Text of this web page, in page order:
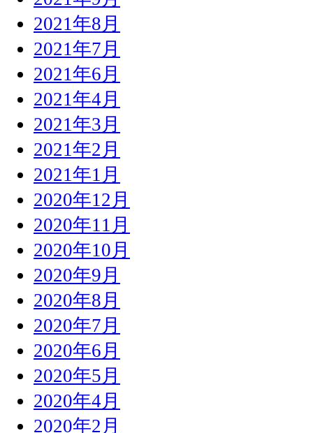
2021年8月
2021年7月
2021年6月
2021年4月
2021年3月
2021年2月
2021年1月
2020年12月
2020年11月
2020年10月
2020年9月
2020年8月
2020年7月
2020年6月
2020年5月
2020年4月
2020年2月